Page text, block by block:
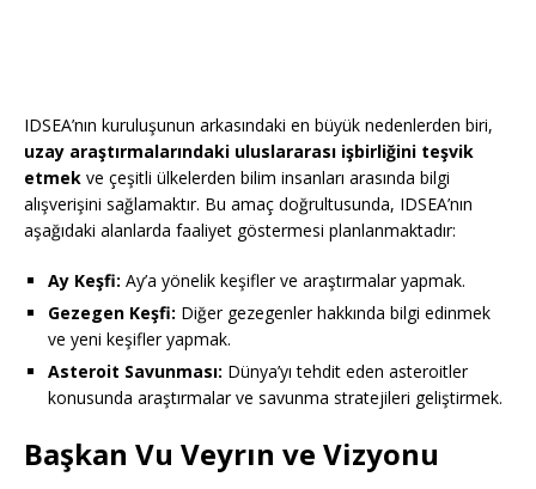
IDSEA’nın kuruluşunun arkasındaki en büyük nedenlerden biri,
uzay araştırmalarındaki uluslararası işbirliğini teşvik
etmek ve çeşitli ülkelerden bilim insanları arasında bilgi
alışverişini sağlamaktır. Bu amaç doğrultusunda, IDSEA’nın
aşağıdaki alanlarda faaliyet göstermesi planlanmaktadır:
Ay Keşfi: Ay’a yönelik keşifler ve araştırmalar yapmak.
Gezegen Keşfi: Diğer gezegenler hakkında bilgi edinmek
ve yeni keşifler yapmak.
Asteroit Savunması: Dünya’yı tehdit eden asteroitler
konusunda araştırmalar ve savunma stratejileri geliştirmek.
Başkan Vu Veyrın ve Vizyonu